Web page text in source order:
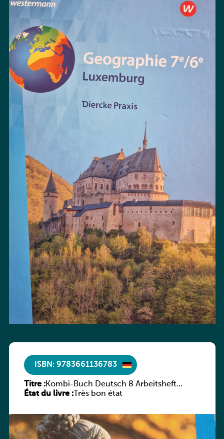
ISBN: 9783661136783
Titre :Kombi-Buch Deutsch 8 Arbeitsheft
(Neue Ausgabe Luxemburg)
État du livre :Très bon état